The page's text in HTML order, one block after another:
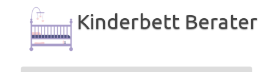
Inhalt
springen
Kinderbett Berater